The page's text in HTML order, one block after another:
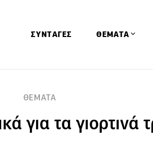
ΣΥΝΤΑΓΕΣ ΘΕΜΑΤΑ
Ειδήσεις
Έρευνες
ΘΕΜΑΤΑ
για τα γιορτινά